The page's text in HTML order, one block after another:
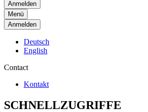
Menü
Anmelden
Deutsch
English
Contact
Kontakt
SCHNELLZUGRIFFE